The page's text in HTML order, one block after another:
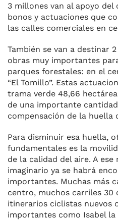
3 millones van al apoyo
bonos y actuaciones que
las calles comerciales en
También se van a destinar
obras muy importantes
parques forestales: en el
“El Tomillo”. Estas
trama verde 48,66
de una importante
compensación de la huella
Para disminuir esa huella,
fundamentales es la
de la calidad del aire. A
imaginario ya se habrá
importantes. Muchas más
centro, muchos carriles 30
itinerarios ciclistas nuevos
importantes como Isabel